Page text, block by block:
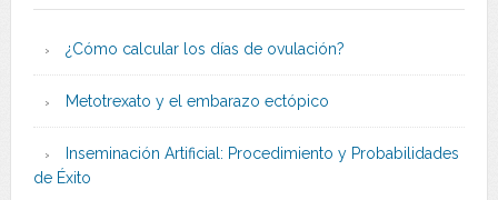
¿Cómo calcular los días de ovulación?
Metotrexato y el embarazo ectópico
Inseminación Artificial: Procedimiento y Probabilidades
de Éxito